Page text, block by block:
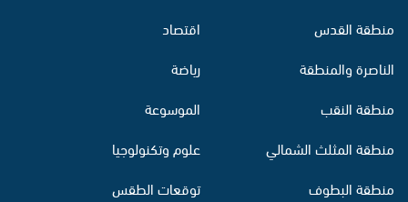
منطقة القدس
الناصرة والمنطقة
منطقة النقب
منطقة المثلث الشمالي
منطقة البطوف
اقتصاد
رياضة
الموسوعة
علوم وتكنولوجيا
توقعات الطقس